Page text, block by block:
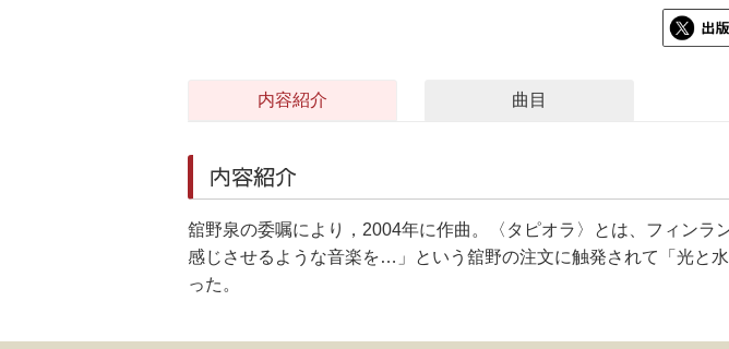
内容紹介 曲目
内容紹介
舘野泉の委嘱により，2004年に作曲。〈タピオラ〉とは、フィン
感じさせるような音楽を…」という舘野の注文に触発されて「光と
った。